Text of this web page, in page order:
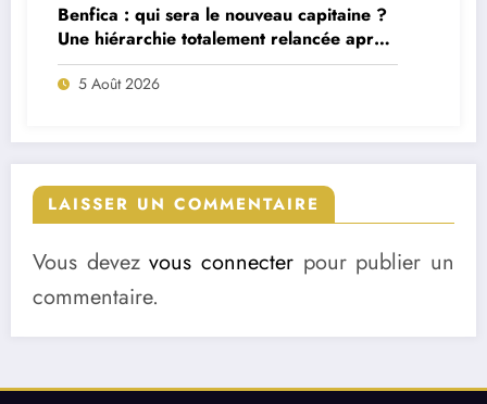
Benfica : qui sera le nouveau capitaine ?
Une hiérarchie totalement relancée après
deux départs majeurs
5 Août 2026
LAISSER UN COMMENTAIRE
Vous devezvous connecter pour publier un
commentaire.